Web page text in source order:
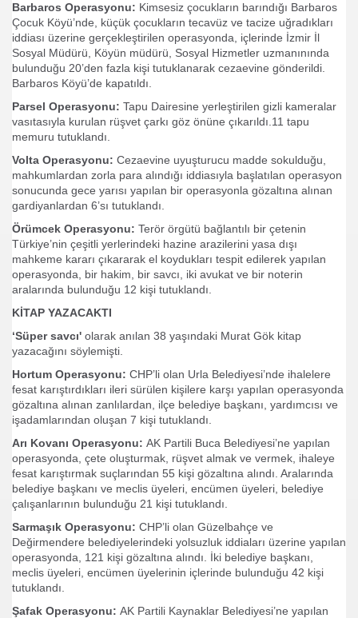
Barbaros Operasyonu: Kimsesiz çocukların barındığı Barbaros
Çocuk Köyü’nde, küçük çocukların tecavüz ve tacize uğradıkları
iddiası üzerine gerçekleştirilen operasyonda, içlerinde İzmir İl
Sosyal Müdürü, Köyün müdürü, Sosyal Hizmetler uzmanınında
bulunduğu 20’den fazla kişi tutuklanarak cezaevine gönderildi.
Barbaros Köyü’de kapatıldı.
Parsel Operasyonu: Tapu Dairesine yerleştirilen gizli kameralar
vasıtasıyla kurulan rüşvet çarkı göz önüne çıkarıldı.11 tapu
memuru tutuklandı.
Volta Operasyonu: Cezaevine uyuşturucu madde sokulduğu,
mahkumlardan zorla para alındığı iddiasıyla başlatılan operasyon
sonucunda gece yarısı yapılan bir operasyonla gözaltına alınan
gardiyanlardan 6’sı tutuklandı.
Örümcek Operasyonu: Terör örgütü bağlantılı bir çetenin
Türkiye’nin çeşitli yerlerindeki hazine arazilerini yasa dışı
mahkeme kararı çıkararak el koydukları tespit edilerek yapılan
operasyonda, bir hakim, bir savcı, iki avukat ve bir noterin
aralarında bulunduğu 12 kişi tutuklandı.
KİTAP YAZACAKTI
‘Süper savcı' olarak anılan 38 yaşındaki Murat Gök kitap
yazacağını söylemişti.
Hortum Operasyonu: CHP’li olan Urla Belediyesi’nde ihalelere
fesat karıştırdıkları ileri sürülen kişilere karşı yapılan operasyonda
gözaltına alınan zanlılardan, ilçe belediye başkanı, yardımcısı ve
işadamlarından oluşan 7 kişi tutuklandı.
Arı Kovanı Operasyonu: AK Partili Buca Belediyesi’ne yapılan
operasyonda, çete oluşturmak, rüşvet almak ve vermek, ihaleye
fesat karıştırmak suçlarından 55 kişi gözaltına alındı. Aralarında
belediye başkanı ve meclis üyeleri, encümen üyeleri, belediye
çalışanlarının bulunduğu 21 kişi tutuklandı.
Sarmaşık Operasyonu: CHP’li olan Güzelbahçe ve
Değirmendere belediyelerindeki yolsuzluk iddiaları üzerine yapılan
operasyonda, 121 kişi gözaltına alındı. İki belediye başkanı,
meclis üyeleri, encümen üyelerinin içlerinde bulunduğu 42 kişi
tutuklandı.
Şafak Operasyonu: AK Partili Kaynaklar Belediyesi’ne yapılan
fiatı
Mucidi
Türkiyeliler
3kat Karda
Yöneticiler
İnek
dedi